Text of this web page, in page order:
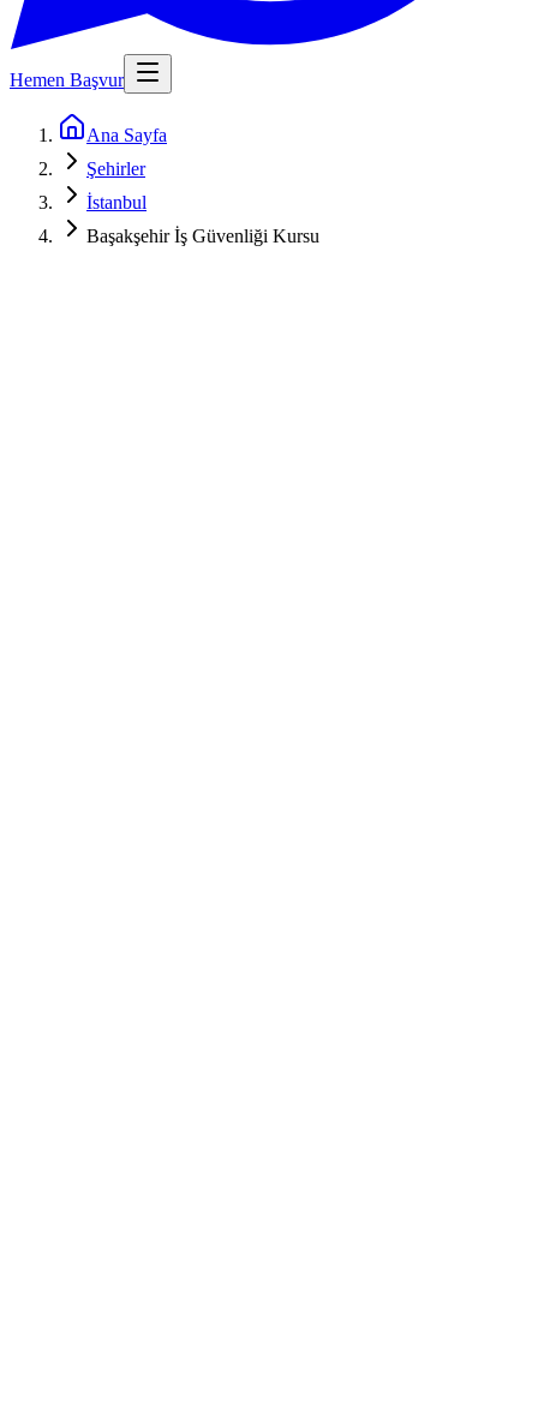
Hemen Başvur
Ana Sayfa
Şehirler
İstanbul
Başakşehir İş Güvenliği Kursu